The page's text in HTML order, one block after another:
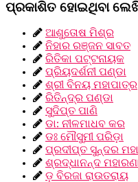
ପ୍ରକାଶିତ ହୋଇଥିବା
ଆଶୁତୋଷ ମିଶ୍ର
ନିହାର ରଞ୍ଜନ ସାବତ
ରିତିକା ପଟ୍ଟନାୟକ
ପ୍ରିୟଦର୍ଶନୀ ପଣ୍ଡା
ଶ୍ରୀ ବିନୟ ମହାପାତ୍ର
ରିତିନ୍ଦ୍ର ପଣ୍ଡା
ସୁଦିପ୍ତ ପାଣି
ଡା: ନୀଳମାଧବ କର
ଡଃ ମୌସୁମୀ ପରିଡ଼ା
ପ୍ରଦୀପ୍ତ ସୁନ୍ଦର
ଶ୍ରଦ୍ଧାନନ୍ଦ
ଡ଼ ବିରଜା ରାଉତରାୟ